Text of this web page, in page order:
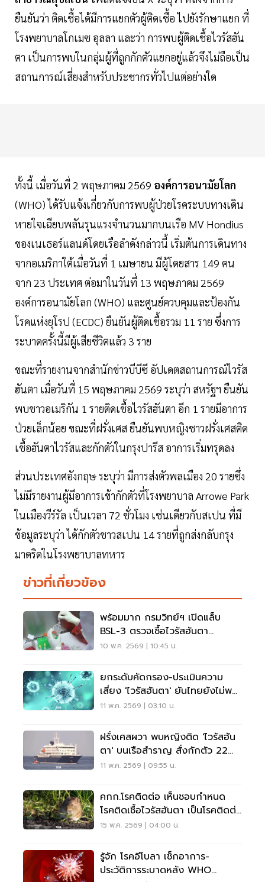
ยืนยันว่า ติดเชื้อได้มีการแยกตัวผู้ติดเชื้อ ไปยังรักษาแยก ที่
โรงพยาบาลโกเมซ อุลลา และว่า การพบผู้ติดเชื้อไวรัสฮัน
ตา เป็นการพบในกลุ่มผู้ที่ถูกกักตัวแยกอยู่แล้วจึงไม่ถือเป็น
สถานการณ์เสี่ยงสำหรับประชากรทั่วไปแต่อย่างใด
ทั้งนี้ เมื่อวันที่ 2 พฤษภาคม 2569 องค์การอนามัยโลก
(WHO) ได้รับแจ้งเกี่ยวกับการพบผู้ป่วยโรคระบบทางเดิน
หายใจเฉียบพลันรุนแรงจำนวนมากบนเรือ MV Hondius
ของเนเธอร์แลนด์โดยเรือลำดังกล่าวนี้ เริ่มต้นการเดินทาง
จากอเมริกาใต้เมื่อวันที่ 1 เมษายน มีผู้โดยสาร 149 คน
จาก 23 ประเทศ ต่อมาในวันที่ 13 พฤษภาคม 2569
องค์การอนามัยโลก (WHO) และศูนย์ควบคุมและป้องกัน
โรคแห่งยุโรป (ECDC) ยืนยันผู้ติดเชื้อรวม 11 ราย ซึ่งการ
ระบาดครั้งนี้มีผู้เสียชีวิตแล้ว 3 ราย
ขณะที่รายงานจากสำนักข่าวบีบีซี อัปเดตสถานการณ์ไวรัส
ฮันตา เมื่อวันที่ 15 พฤษภาคม 2569 ระบุว่า สหรัฐฯ ยืนยัน
พบชาวอเมริกัน 1 รายติดเชื้อไวรัสฮันตา อีก 1 รายมีอาการ
ป่วยเล็กน้อย ขณะที่ฝรั่งเศส ยืนยันพบหญิงชาวฝรั่งเศสติด
เชื้อฮันตาไวรัสและกักตัวในกรุงปารีส อาการเริ่มทรุดลง
ส่วนประเทศอังกฤษ ระบุว่า มีการส่งตัวพลเมือง 20 รายซึ่ง
ไม่มีรายงานผู้มีอาการเข้ากักตัวที่โรงพยาบาล Arrowe Park
ในเมืองวีร์รัล เป็นเวลา 72 ชั่วโมง เช่นเดียวกับสเปน ที่มี
ข้อมูลระบุว่า ได้กักตัวชาวสเปน 14 รายที่ถูกส่งกลับกรุง
มาดริดในโรงพยาบาลทหาร
ข่าวที่เกี่ยวข้อง
พร้อมมาก กรมวิทย์ฯ เปิดแล็บ
BSL-3 ตรวจเชื้อไวรัสฮันตา
Hantavirus
10 พ.ค. 2569 | 10:45 น.
ยกระดับคัดกรอง-ประเมินความ
เสี่ยง 'ไวรัสฮันตา' ยันไทยยังไม่พบ
การระบาด
11 พ.ค. 2569 | 03:10 น.
ฝรั่งเศสผวา พบหญิงติด 'ไวรัสฮัน
ตา' บนเรือสำราญ สั่งกักตัว 22
ราย
11 พ.ค. 2569 | 09:55 น.
คกก.โรคติดต่อ เห็นชอบกำหนด
โรคติดเชื้อไวรัสฮันตา เป็นโรคติดต่อ
อันตราย
15 พ.ค. 2569 | 04:00 น.
รู้จัก โรคอีโบลา เช็กอาการ-
ประวัติการระบาดหลัง WHO